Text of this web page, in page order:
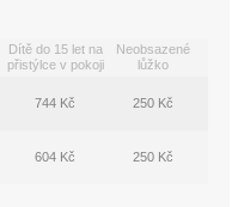
Dítě do 15 let na
přistýlce v pokoji
Neobsazené
lůžko
744 Kč 250 Kč
604 Kč 250 Kč